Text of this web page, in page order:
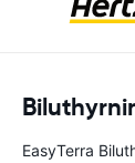
EasyTerra